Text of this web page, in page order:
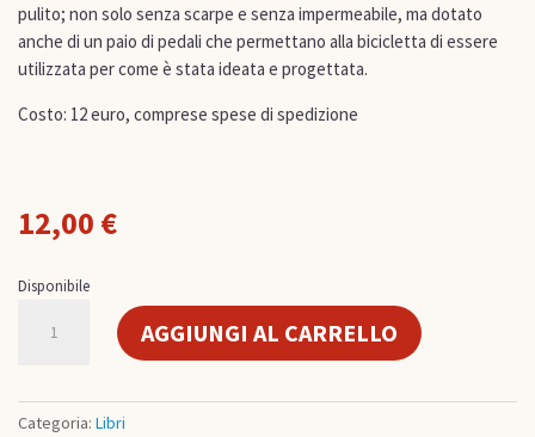
pulito; non solo senza scarpe e senza impermeabile, ma dotato
anche di un paio di pedali che permettano alla bicicletta di essere
utilizzata per come è stata ideata e progettata.
Costo: 12 euro, comprese spese di spedizione
12,00 €
Disponibile
quantità
AGGIUNGI AL CARRELLO
Categoria: Libri